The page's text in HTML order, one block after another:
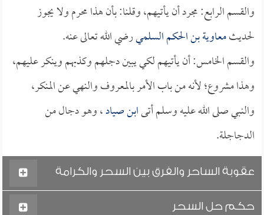
والقسم الرابع: مجرد أن يأتيهم، وقلنا: بأن هذا محرم ولا يجوز
لحديثمعاوية بن الحكم السلميرضي الله تعالى عنه.
والقسم الخامس: أن يأتيهم لكي يبين دجلهم وكذبهم وينكر عليهم،
وهذا مشروع؛ لأنه من باب الأمر بالمعروف والنهي عن المنكر،
والنبي صلى الله عليه وسلم أتىابن صياد، وهو دجال من
الدجاجلة.
عقوبة الساحر والفرق بين السحر والكرامة
حكم حل السحر